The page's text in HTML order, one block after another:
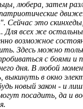
любера, затем
Сейчас это
Для всех же
возможное
Здесь можно
с боями и
дня. В любой
выкинуть в окно
новый закон - и
посадить, да и